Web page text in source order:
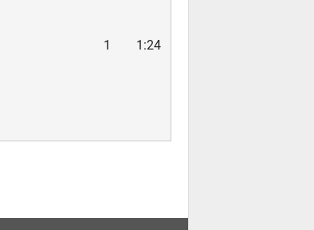
1 1:24